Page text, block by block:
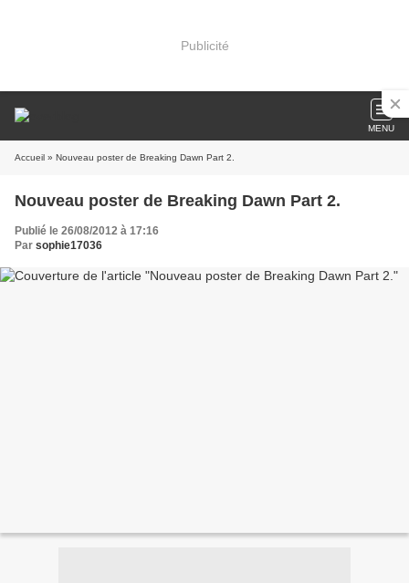
Publicité
MENU
Accueil » Nouveau poster de Breaking Dawn Part 2.
Nouveau poster de Breaking Dawn Part 2.
Publié le 26/08/2012 à 17:16
Par sophie17036